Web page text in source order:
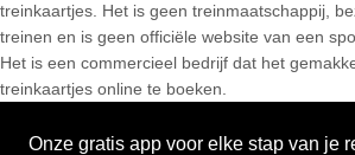
treinkaartjes. Het is geen treinmaatschappij,
treinen en is geen officiële website van een
Het is een commercieel bedrijf dat het
treinkaartjes online te boeken.
Onze gratis app voor elke stap van je